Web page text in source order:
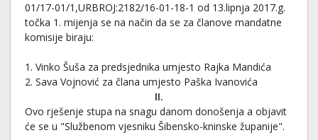
01/17-01/1,URBROJ:2182/16-01-18-1 od 13.lipnja 2017.g.
točka 1. mijenja se na način da se za članove mandatne
komisije biraju:
1. Vinko Šuša za predsjednika umjesto Rajka Mandića
2. Sava Vojnović za člana umjesto Paška Ivanovića
II.
Ovo rješenje stupa na snagu danom donošenja a objavit
će se u "Službenom vjesniku Šibensko-kninske županije".